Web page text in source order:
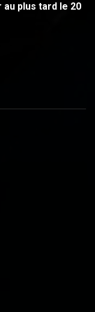
plus tard le 20